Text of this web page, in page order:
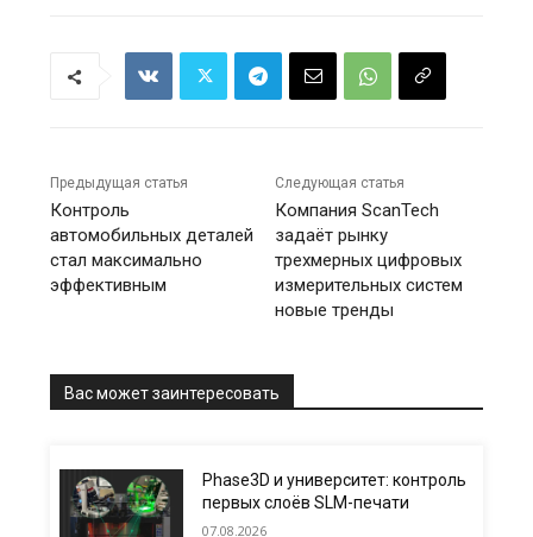
Предыдущая статья
Контроль
автомобильных деталей
стал максимально
эффективным
Следующая статья
Компания ScanTech
задаёт рынку
трехмерных цифровых
измерительных систем
новые тренды
Вас может заинтересовать
Phase3D и университет: контроль
первых слоёв SLM-печати
07.08.2026